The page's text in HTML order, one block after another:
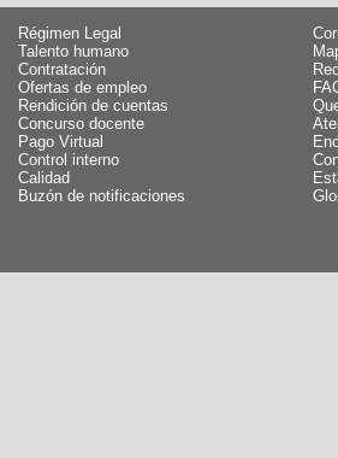
Régimen Legal
Talento humano
Contratación
Ofertas de empleo
Rendición de cuentas
Concurso docente
Pago Virtual
Control interno
Calidad
Buzón de notificaciones